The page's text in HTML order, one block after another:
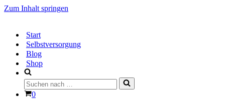
Zum Inhalt springen
Start
Selbstversorgung
Blog
Shop
Suchen
nach …
Warenkorb
0